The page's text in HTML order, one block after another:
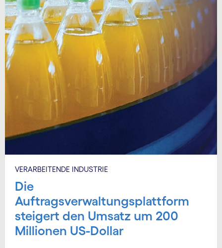
VERARBEITENDE INDUSTRIE
Die
Auftragsverwaltungsplattform
steigert den Umsatz um 200
Millionen US-Dollar